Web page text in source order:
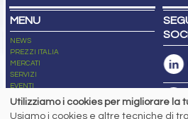
MENU
NEWS
PREZZI ITALIA
MERCATI
SERVIZI
EVENTI
ABBONAMENTI
Utilizziamo i cookies per migliorare la
Usiamo i cookies e altre tecniche di